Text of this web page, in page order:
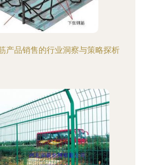
产品销售的行业洞察与策略探析